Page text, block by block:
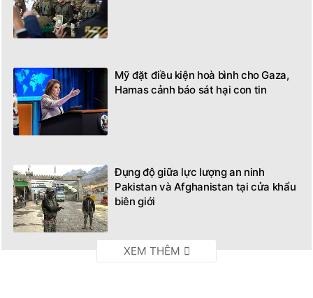
Mỹ đặt điều kiện hoà bình cho Gaza,
Hamas cảnh báo sát hại con tin
Đụng độ giữa lực lượng an ninh
Pakistan và Afghanistan tại cửa khẩu
biên giới